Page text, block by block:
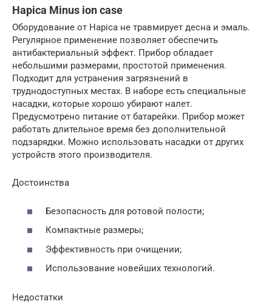
Hapica Minus ion case
Оборудование от Hapica не травмирует десна и эмаль.
Регулярное применение позволяет обеспечить
антибактериальный эффект. Прибор обладает
небольшими размерами, простотой применения.
Подходит для устранения загрязнений в
труднодоступных местах. В наборе есть специальные
насадки, которые хорошо убирают налет.
Предусмотрено питание от батарейки. Прибор может
работать длительное время без дополнительной
подзарядки. Можно использовать насадки от других
устройств этого производителя.
Достоинства
Безопасность для ротовой полости;
Компактные размеры;
Эффективность при очищении;
Использование новейших технологий.
Недостатки